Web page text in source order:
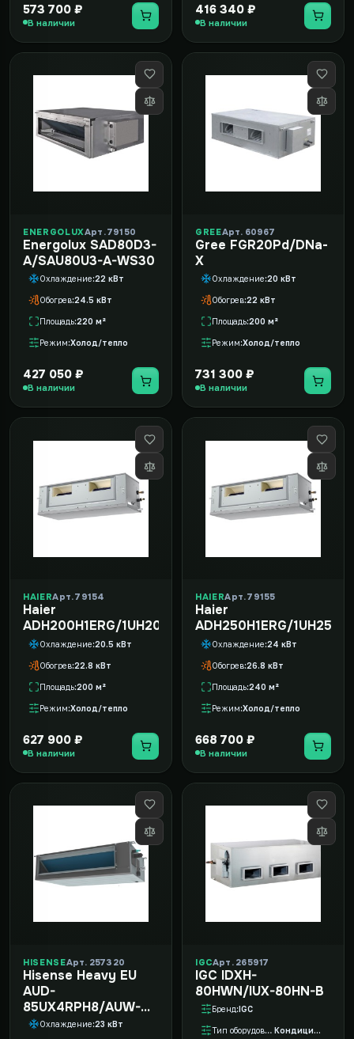
573 700 ₽
В наличии
416 340 ₽
В наличии
ENERGOLUXАрт. 79150
Energolux SAD80D3-
A/SAU80U3-A-WS30
Охлаждение 22 кВт
Обогрев 24.5 кВт
Площадь 220 м²
Режим Холод/тепло
427 050 ₽
В наличии
GREEАрт. 60967
Gree FGR20Pd/DNa-
X
Охлаждение 20 кВт
Обогрев 22 кВт
Площадь 200 м²
Режим Холод/тепло
731 300 ₽
В наличии
HAIERАрт. 79154
Haier
ADH200H1ERG/1UH200W1ERK
Охлаждение 20.5 кВт
Обогрев 22.8 кВт
Площадь 200 м²
Режим Холод/тепло
627 900 ₽
В наличии
HAIERАрт. 79155
Haier
ADH250H1ERG/
Охлаждение 24 кВт
Обогрев 26.8 кВт
Площадь 240 м²
Режим Холод/тепло
668 700 ₽
В наличии
HISENSEАрт. 257320
Hisense Heavy EU
AUD-
85UX4RPH8/AUW-
85U6RZ8
Охлаждение 23 кВт
IGCАрт. 265917
IGC IDXH-
80HWN/IUX-80HN-B
Бренд IGC
Тип оборудования Кондиционер